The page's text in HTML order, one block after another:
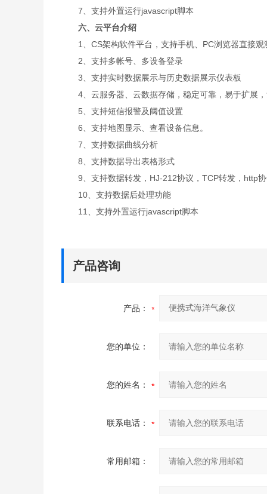
7、支持外置运行javascript脚本
六、云平台介绍
1、CS架构软件平台，支持手机、PC浏览器直接观
2、支持多帐号、多设备登录
3、支持实时数据展示与历史数据展示仪表板
4、云服务器、云数据存储，稳定可靠，易于扩展，
5、支持短信报警及阈值设置
6、支持地图显示、查看设备信息。
7、支持数据曲线分析
8、支持数据导出表格形式
9、支持数据转发，HJ-212协议，TCP转发，http协
10、支持数据后处理功能
11、支持外置运行javascript脚本
产品咨询
产品：
您的单位：
您的姓名：
联系电话：
常用邮箱：